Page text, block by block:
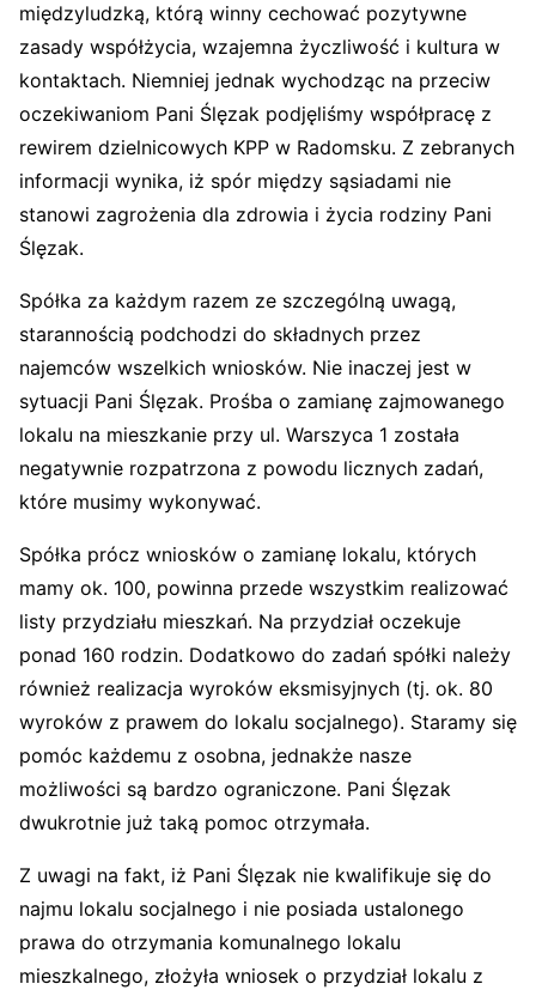
międzyludzką, którą winny cechować pozytywne
zasady współżycia, wzajemna życzliwość i kultura w
kontaktach. Niemniej jednak wychodząc na przeciw
oczekiwaniom Pani Ślęzak podjęliśmy współpracę z
rewirem dzielnicowych KPP w Radomsku. Z zebranych
informacji wynika, iż spór między sąsiadami nie
stanowi zagrożenia dla zdrowia i życia rodziny Pani
Ślęzak.
Spółka za każdym razem ze szczególną uwagą,
starannością podchodzi do składnych przez
najemców wszelkich wniosków. Nie inaczej jest w
sytuacji Pani Ślęzak. Prośba o zamianę zajmowanego
lokalu na mieszkanie przy ul. Warszyca 1 została
negatywnie rozpatrzona z powodu licznych zadań,
które musimy wykonywać.
Spółka prócz wniosków o zamianę lokalu, których
mamy ok. 100, powinna przede wszystkim realizować
listy przydziału mieszkań. Na przydział oczekuje
ponad 160 rodzin. Dodatkowo do zadań spółki należy
również realizacja wyroków eksmisyjnych (tj. ok. 80
wyroków z prawem do lokalu socjalnego). Staramy się
pomóc każdemu z osobna, jednakże nasze
możliwości są bardzo ograniczone. Pani Ślęzak
dwukrotnie już taką pomoc otrzymała.
Z uwagi na fakt, iż Pani Ślęzak nie kwalifikuje się do
najmu lokalu socjalnego i nie posiada ustalonego
prawa do otrzymania komunalnego lokalu
mieszkalnego, złożyła wniosek o przydział lokalu z